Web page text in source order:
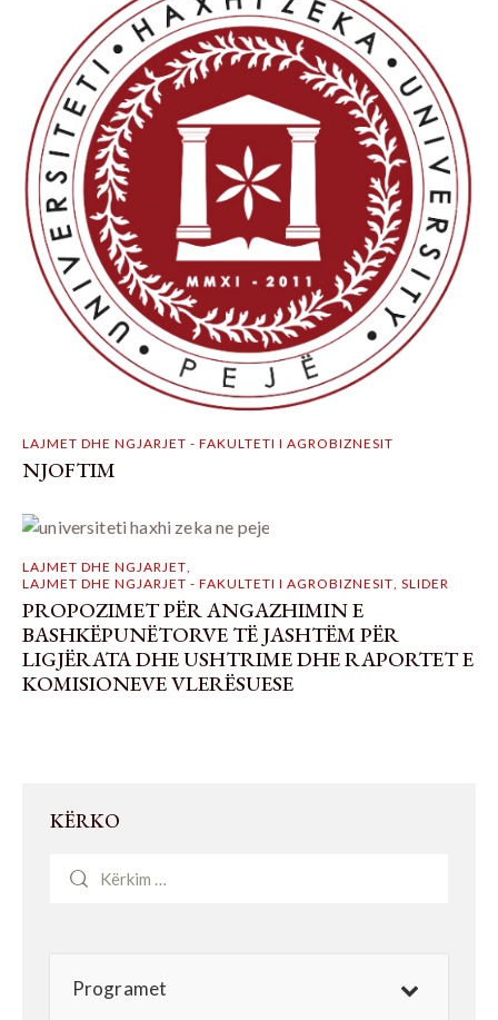
LAJMET DHE NGJARJET - FAKULTETI I AGROBIZNESIT
NJOFTIM
LAJMET DHE NGJARJET,
LAJMET DHE NGJARJET - FAKULTETI I AGROBIZNESIT, SLIDER
PROPOZIMET PËR ANGAZHIMIN E
BASHKËPUNËTORVE TË JASHTËM PËR
LIGJËRATA DHE USHTRIME DHE RAPORTET E
KOMISIONEVE VLERËSUESE
KËRKO
Programet